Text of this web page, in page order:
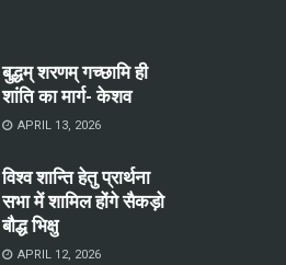
बुद्धम् शरणम् गच्छामि ही
शांति का मार्ग- केशव
APRIL 13, 2026
विश्व शान्ति हेतु प्रार्थना
सभा में शामिल होंगे सैकड़ो
बौद्ध भिक्षु
APRIL 12, 2026